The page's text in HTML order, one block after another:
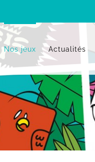
Nos jeux Actualités